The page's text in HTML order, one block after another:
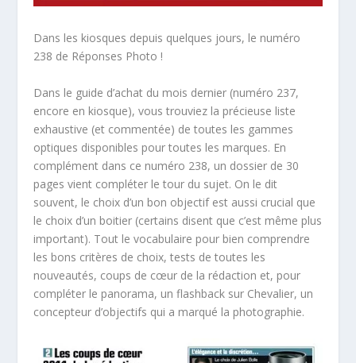
Dans les kiosques depuis quelques jours, le numéro
238 de Réponses Photo !
Dans le guide d’achat du mois dernier (numéro 237,
encore en kiosque), vous trouviez la précieuse liste
exhaustive (et commentée) de toutes les gammes
optiques disponibles pour toutes les marques. En
complément dans ce numéro 238, un dossier de 30
pages vient compléter le tour du sujet. On le dit
souvent, le choix d’un bon objectif est aussi crucial que
le choix d’un boitier (certains disent que c’est même plus
important). Tout le vocabulaire pour bien comprendre
les bons critères de choix, tests de toutes les
nouveautés, coups de cœur de la rédaction et, pour
compléter le panorama, un flashback sur Chevalier, un
concepteur d’objectifs qui a marqué la photographie.